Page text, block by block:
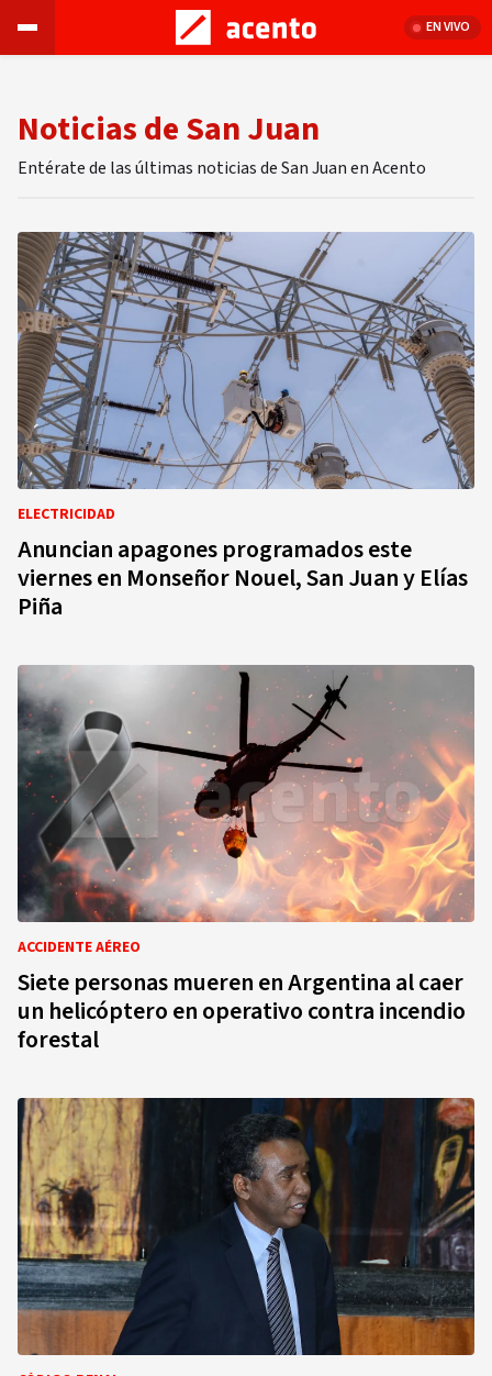
EN VIVO
Noticias de San Juan
Entérate de las últimas noticias de San Juan en Acento
ELECTRICIDAD
Anuncian apagones programados este
viernes en Monseñor Nouel, San Juan y Elías
Piña
ACCIDENTE AÉREO
Siete personas mueren en Argentina al caer
un helicóptero en operativo contra incendio
forestal